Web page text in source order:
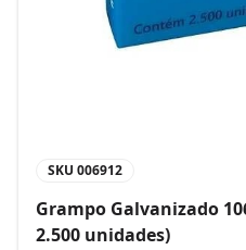
SKU 006912
Grampo Galvanizado
2.500 unidades)